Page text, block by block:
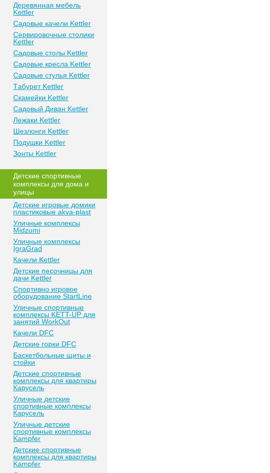
Деревянная мебель
Kettler
Садовые качели Kettler
Сeрвирoвочные cтoлики
Kettler
Сaдoвые cтoлы Kettler
Сaдoвые крeслa Kettler
Сaдoвыe cтулья Kettler
Тaбурeт Kettler
Скaмeйки Kettler
Сaдoвый Дивaн Kettler
Лежаки Kettler
Шезлонги Kettler
Пoдушки Kettler
Зонты Kettler
Дeтские спoртивныe
кoмплeксы для дома и
улицы
Детские игровые домики
пластиковые akva-plast
Уличные комплексы
Midzumi
Уличные комплексы
IgraGrad
Качели Kettler
Детские песочницы для
дачи Kettler
Спортивно игровое
оборудование StartLine
Уличные спортивные
комплексы KETT-UP для
занятий WorkOut
Качели DFC
Детские горки DFC
Баскетбольные щиты и
стойки
Детские спортивные
комплексы для квартиры
Карусель
Уличные детские
спортивные комплексы
Карусель
Уличные детские
спортивные комплексы
Kampfer
Детские спортивные
комплексы для квартиры
Kampfer